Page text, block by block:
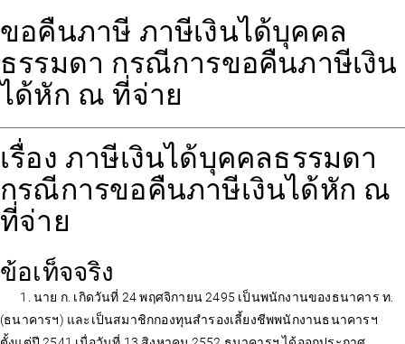
ขอคืนภาษี ภาษีเงินได้บุคคล
ธรรมดา กรณีการขอคืนภาษีเงิน
ได้หัก ณ ที่จ่าย
เรื่อง ภาษีเงินได้บุคคลธรรมดา
กรณีการขอคืนภาษีเงินได้หัก ณ
ที่จ่าย
ข้อเท็จจริง
1. นาย ก. เกิดวันที่ 24 พฤศจิกายน 2495 เป็นพนักงานของธนาคาร ท.
(ธนาคารฯ) และเป็นสมาชิกกองทุนสำรองเลี้ยงชีพพนักงานธนาคารฯ